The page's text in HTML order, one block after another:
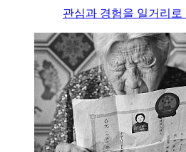
관심과 경험을 일거리로